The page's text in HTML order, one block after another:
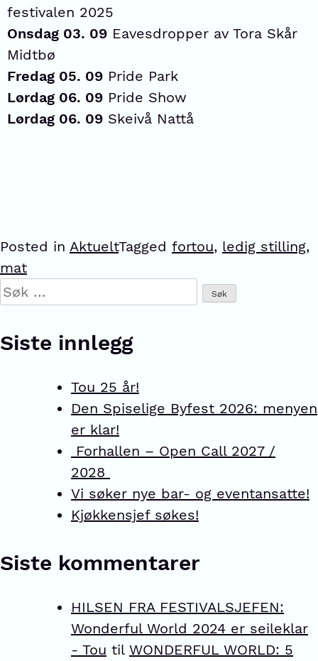
festivalen 2025
Onsdag 03. 09 Eavesdropper av Tora Skår
Midtbø
Fredag 05. 09 Pride Park
Lørdag 06. 09 Pride Show
Lørdag 06. 09 Skeivå Nattå
Posted in AktueltTagged fortou, ledig stilling,
mat
Siste innlegg
Tou 25 år!
Den Spiselige Byfest 2026: menyen
er klar!
Forhallen – Open Call 2027 /
2028
Vi søker nye bar- og eventansatte!
Kjøkkensjef søkes!
Siste kommentarer
HILSEN FRA FESTIVALSJEFEN:
Wonderful World 2024 er seileklar
- Tou til WONDERFUL WORLD: 5